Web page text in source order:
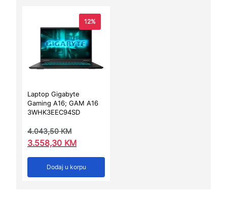
12%
Laptop Gigabyte
Gaming A16; GAM A16
3WHK3EEC94SD
4.043,50KM
3.558,30 KM
Dodaj u korpu